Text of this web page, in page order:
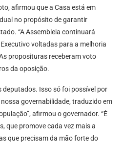
afirmou que a Casa está em
no propósito de garantir
“A Assembleia continuará
voltadas para a melhoria
proposituras receberam voto
da oposição.
deputados. Isso só foi possível por
governabilidade, traduzido em
afirmou o governador. “É
que promove cada vez mais a
que precisam da mão forte do